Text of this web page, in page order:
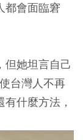
都會面臨窘
但她坦言自己
台灣人不再
什麼方法，